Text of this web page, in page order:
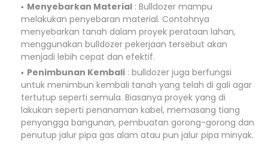
Menyebarkan Material : Bulldozer mampu
melakukan penyebaran material. Contohnya
menyebarkan tanah dalam proyek perataan lahan,
menggunakan bulldozer pekerjaan tersebut akan
menjadi lebih cepat dan efektif.
Penimbunan Kembali : bulldozer juga berfungsi
untuk menimbun kembali tanah yang telah di gali agar
tertutup seperti semula. Biasanya proyek yang di
lakukan seperti penanaman kabel, memasang tiang
penyangga bangunan, pembuatan gorong-gorong dan
penutup jalur pipa gas alam atau pun jalur pipa minyak.